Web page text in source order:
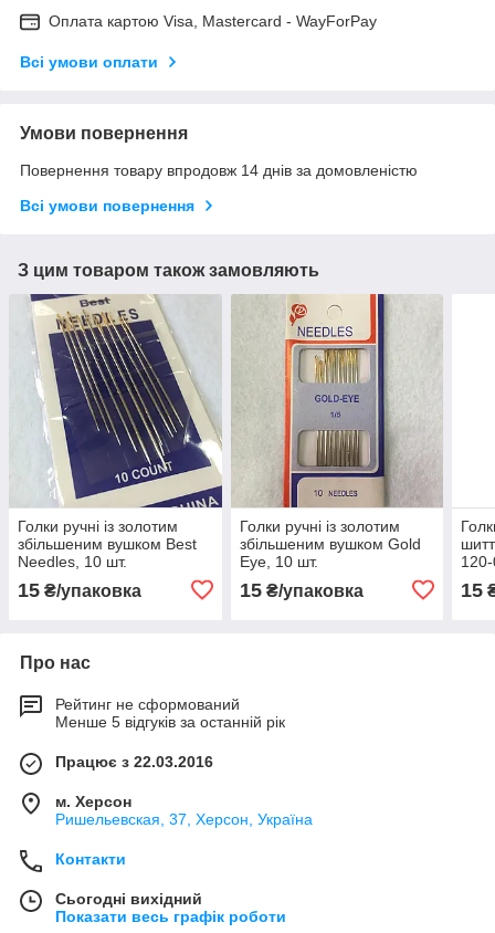
Оплата картою Visa, Mastercard - WayForPay
Всі умови оплати
Умови повернення
Повернення товару впродовж 14 днів за домовленістю
Всі умови повернення
З цим товаром також замовляють
Голки ручні із золотим
збільшеним вушком Best
Needles, 10 шт.
15 ₴/упаковка
Голки ручні із золотим
збільшеним вушком Gold
Eye, 10 шт.
15₴/упаковка 15
Про нас
Рейтинг не сформований
Менше 5 відгуків за останній рік
Працює з 22.03.2016
м. Херсон
Ришельевская, 37, Херсон, Україна
Контакти
Сьогодні вихідний
Показати весь графік роботи